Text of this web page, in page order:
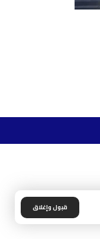
قبول وإغلاق